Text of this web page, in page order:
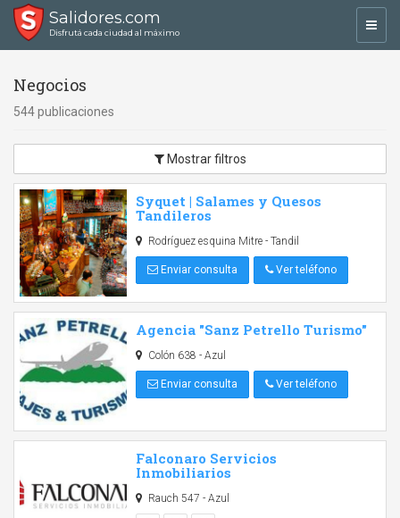
Salidores.com
Disfrutá cada ciudad al máximo
Negocios
544 publicaciones
Mostrar filtros
Syquet | Salames y Quesos
Tandileros
Rodríguez esquina Mitre - Tandil
Enviar consulta Ver teléfono
Agencia "Sanz Petrello Turismo"
Colón 638 - Azul
Enviar consulta Ver teléfono
Falconaro Servicios
Inmobiliarios
Rauch 547 - Azul